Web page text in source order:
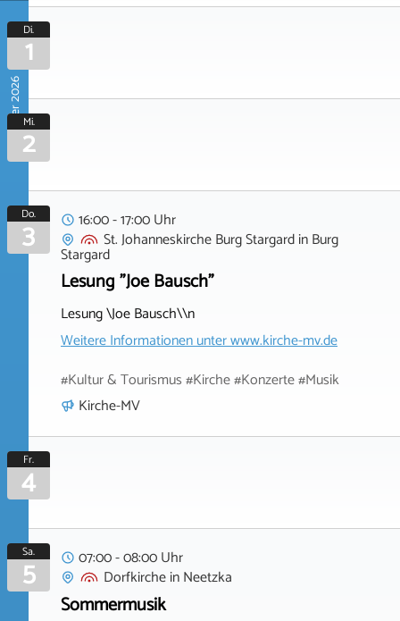
September 2026
Di.
1
Mi.
2
Do.
3
16:00 - 17:00 Uhr
St. Johanneskirche Burg StargardinBurg
Stargard
Lesung "Joe Bausch"
Lesung \Joe Bausch\\n
Weitere Informationen unterwww.kirche-mv.de
#Kultur & Tourismus #Kirche #Konzerte #Musik
Kirche-MV
Fr.
4
Sa.
5
07:00 - 08:00 Uhr
DorfkircheinNeetzka
Sommermusik